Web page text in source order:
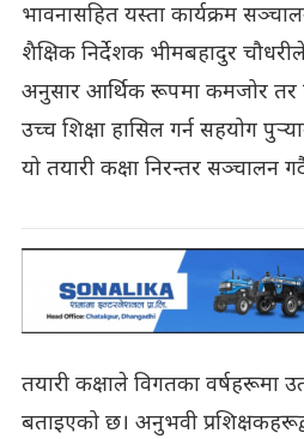
भावनासहित यस्ता कार्यक्रम
शैक्षिक निर्देशक भीमबहादुर
अनुसार आर्थिक रूपमा कमजोर तर
उच्च शिक्षा हासिल गर्न सहयोग
यो तयारी कक्षा निरन्तर सञ्चालन
तयारी कक्षाले विगतका वर्षहरूमा
बताइएको छ। अनुभवी